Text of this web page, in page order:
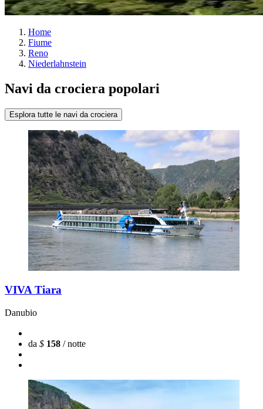
Home
Fiume
Reno
Niederlahnstein
Navi da crociera popolari
Esplora tutte le navi da crociera
VIVA Tiara
Danubio
da $ 158 / notte